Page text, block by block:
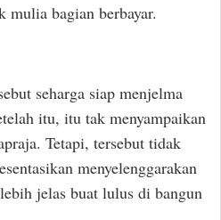
mulia bagian berbayar.
seharga siap menjelma
itu, itu tak menyampaikan
Tetapi, tersebut tidak
menyelenggarakan
jelas buat lulus di bangun